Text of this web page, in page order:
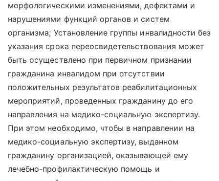
морфологическими изменениями, дефектами и
нарушениями функций органов и систем
организма; Установление группы инвалидности без
указания срока переосвидетельствования может
быть осуществлено при первичном признании
гражданина инвалидом при отсутствии
положительных результатов реабилитационных
мероприятий, проведенных гражданину до его
направления на медико-социальную экспертизу.
При этом необходимо, чтобы в направлении на
медико-социальную экспертизу, выданном
гражданину организацией, оказывающей ему
лечебно-профилактическую помощь и